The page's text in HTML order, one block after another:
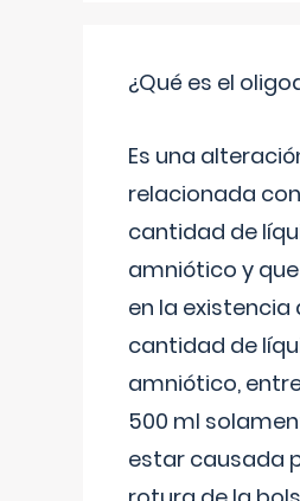
¿Qué es el
Es una
relacionada
cantidad de
amniótico y
en la existencia
cantidad de
amniótico,
500 ml
estar causada